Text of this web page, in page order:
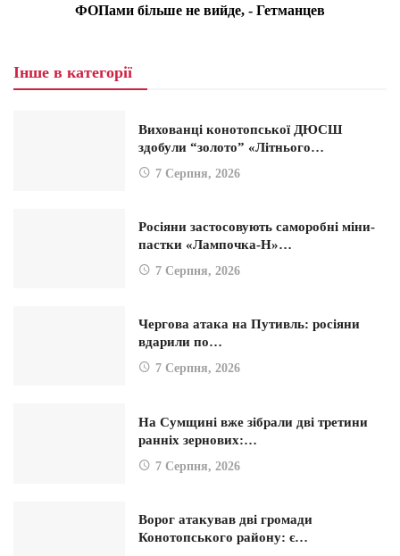
ФОПами більше не вийде, - Гетманцев
Інше в категорії
Вихованці конотопської ДЮСШ
здобули “золото” «Літнього…
7 Серпня, 2026
Росіяни застосовують саморобні міни-
пастки «Лампочка-Н»…
7 Серпня, 2026
Чергова атака на Путивль: росіяни
вдарили по…
7 Серпня, 2026
На Сумщині вже зібрали дві третини
ранніх зернових:…
7 Серпня, 2026
Ворог атакував дві громади
Конотопського району: є…